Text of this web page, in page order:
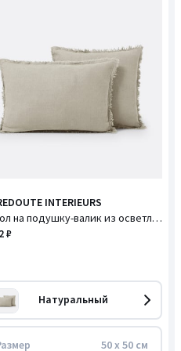
INTERIEURS
Чехол на подушку-валик из осветленного льна, Linange / Линанж
₽
Натуральный
50 x 50 см